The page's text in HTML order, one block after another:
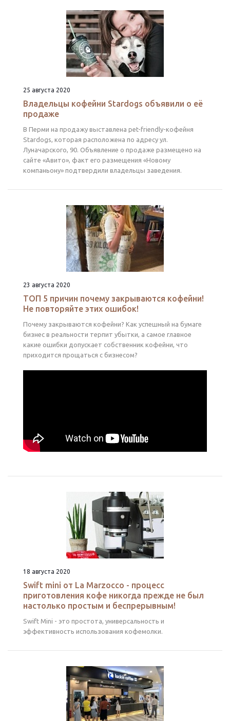
25 августа 2020
Владельцы кофейни Stardogs объявили о её
продаже
В Перми на продажу выставлена pet-friendly-кофейня
Stardogs, которая расположена по адресу ул.
Луначарского, 90. Объявление о продаже размещено на
сайте «Авито», факт его размещения «Новому
компаньону» подтвердили владельцы заведения.
23 августа 2020
ТОП 5 причин почему закрываются кофейни!
Не повторяйте этих ошибок!
Почему закрываются кофейни? Как успешный на бумаге
бизнес в реальности терпит убытки, а самое главное
какие ошибки допускает собственник кофейни, что
приходится прощаться с бизнесом?
18 августа 2020
Swift mini от La Marzocco - процесс
приготовления кофе никогда прежде не был
настолько простым и беспрерывным!
Swift Mini - это простота, универсальность и
эффективность использования кофемолки.